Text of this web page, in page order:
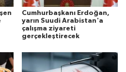
Cumhurbaşkanı Erdoğan,
yarın Suudi Arabistan'a
çalışma ziyareti
gerçekleştirecek